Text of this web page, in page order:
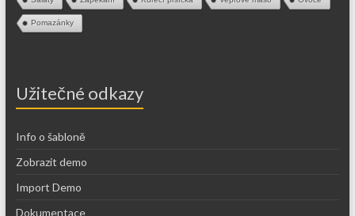
Pomazánky
Užitečné odkazy
Info o šabloně
Zobrazit demo
Import Demo
Dokumentace